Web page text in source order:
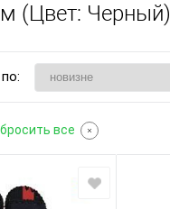
(Цвет: Черный)
все